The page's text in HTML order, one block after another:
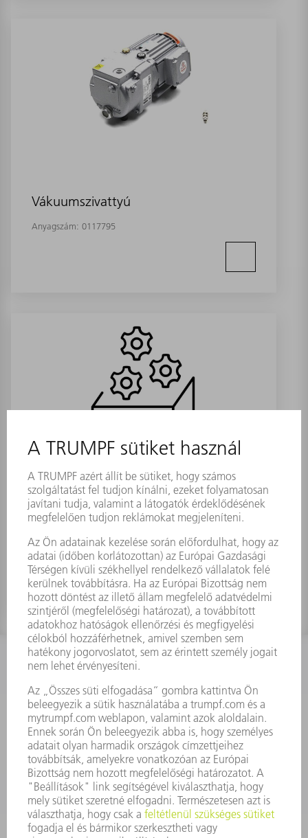
Vákuumszivattyú
Anyagszám: 0117795
Vákuumszivattyú
Anyagszám:1929035
KAPCSOLAT
Szerszám
3628576045
08.00 - 16.30
szerszam@hu.trumpf.com
KAPCSOLAT
Alkatrész
3628576035
08.00 - 16.30
alkatresz@hu.trumpf.com